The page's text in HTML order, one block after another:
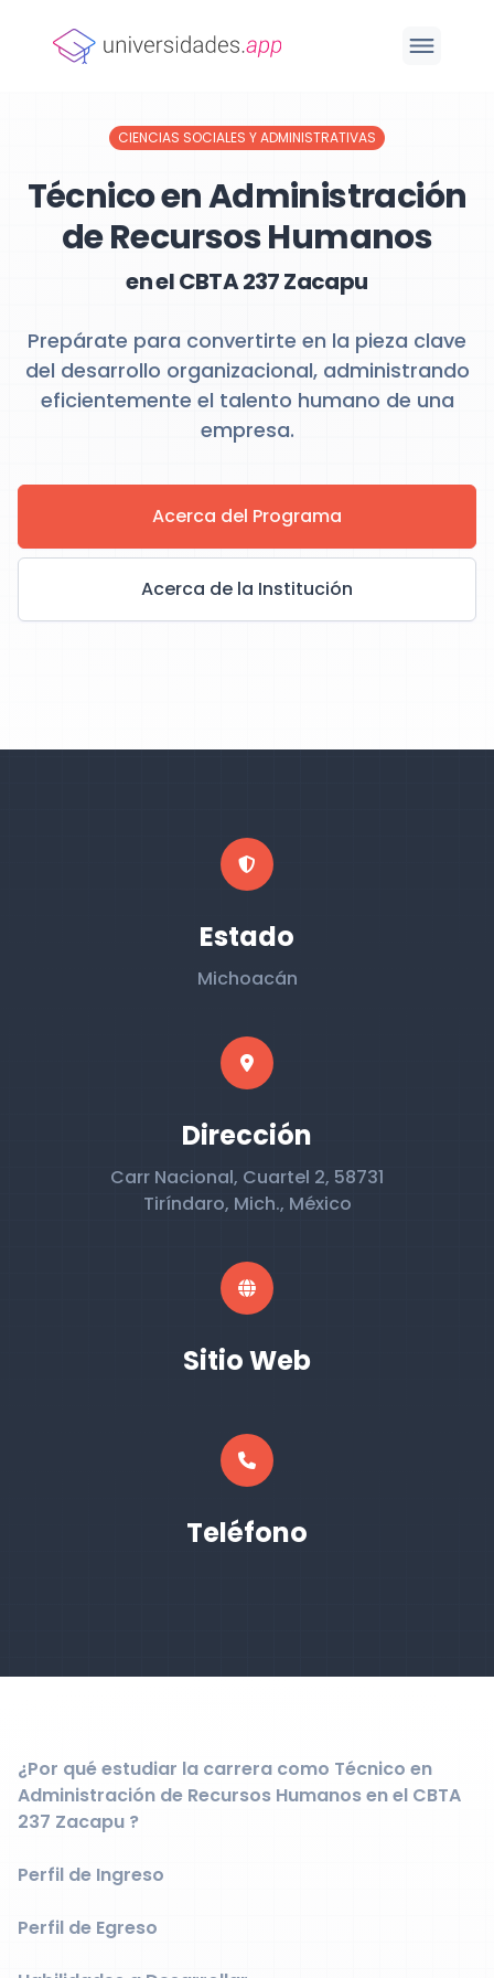
CIENCIAS SOCIALES Y ADMINISTRATIVAS
Técnico en Administración
de Recursos Humanos
en el CBTA 237 Zacapu
Prepárate para convertirte en la pieza clave
del desarrollo organizacional, administrando
eficientemente el talento humano de una
empresa.
Acerca del Programa
Acerca de la Institución
Estado
Michoacán
Dirección
Carr Nacional, Cuartel 2, 58731
Tiríndaro, Mich., México
Sitio Web
Teléfono
¿Por qué estudiar la carrera como Técnico en
Administración de Recursos Humanos en el CBTA
237 Zacapu ?
Perfil de Ingreso
Perfil de Egreso